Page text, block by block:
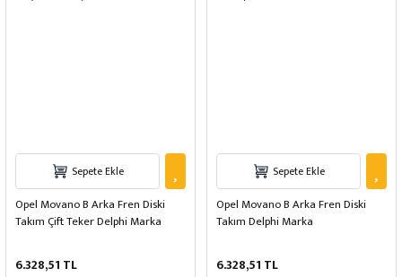
Sepete Ekle
Opel Movano B Arka Fren Diski
Takım Çift Teker Delphi Marka
6.328,51 TL
Sepete Ekle
Opel Movano B Arka Fren Diski
Takım Delphi Marka
6.328,51 TL